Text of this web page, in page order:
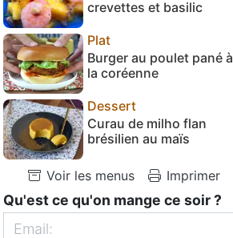
crevettes et basilic
Plat
Burger au poulet pané à
la coréenne
Dessert
Curau de milho flan
brésilien au maïs
Voir les menus Imprimer
Qu'est ce qu'on mange ce soir ?